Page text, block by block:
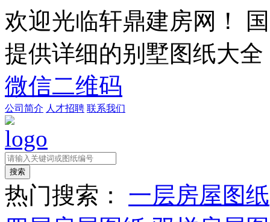
欢迎光临轩鼎建房网！
提供详细的别墅图纸大
微信二维码
公司简介 人才招聘 联系我们
热门搜索： 一层房屋图纸